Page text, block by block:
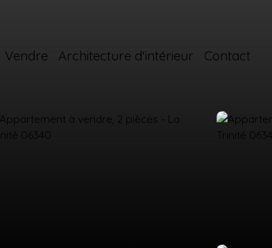
Vendre Architecture d'intérieur Contact